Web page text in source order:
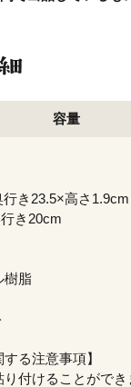
容量
行き23.5×高さ
き20cm
樹脂
る注意事項】
り付けることがで